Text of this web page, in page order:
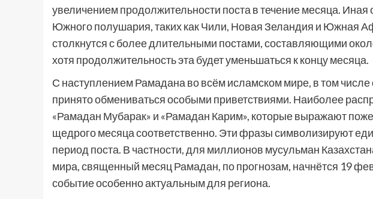
увеличением продолжительности поста в течение месяца. Иная
Южного полушария, таких как Чили, Новая Зеландия и Южная
столкнутся с более длительными постами, составляющими
хотя продолжительность эта будет уменьшаться к концу месяца.
С наступлением Рамадана во всём исламском мире, в том числе
принято обмениваться особыми приветствиями. Наиболее
«Рамадан Мубарак» и «Рамадан Карим», которые выражают
щедрого месяца соответственно. Эти фразы символизируют
период поста. В частности, для миллионов мусульман
мира, священный месяц Рамадан, по прогнозам, начнётся 19
событие особенно актуальным для региона.